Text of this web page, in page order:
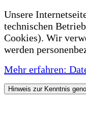
Unsere
technischen
Cookies). Wir
werden
Mehr erfahren:
Hinweis zur Kenntnis